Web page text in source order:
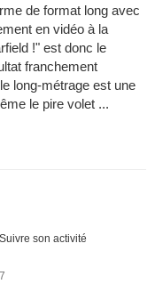
de format long avec
en vidéo à la
!" est donc le
franchement
long-métrage est une
le pire volet ...
Suivre son activité